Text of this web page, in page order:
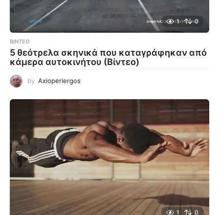
1 0
ΒΊΝΤΕΟ
5 θεότρελα σκηνικά που καταγράφηκαν από
κάμερα αυτοκινήτου (Βίντεο)
by Axioperiergos
1 0